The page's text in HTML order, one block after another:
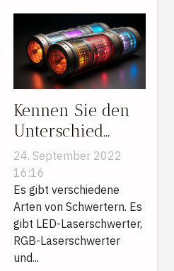
Kennen Sie den
Unterschied
zwischen LED-,
RGB- und
Neopixel-
Laserschwertern?
24. September 2022
16:16
Es gibt verschiedene
Arten von Schwertern. Es
gibt LED-Laserschwerter,
RGB-Laserschwerter
und...